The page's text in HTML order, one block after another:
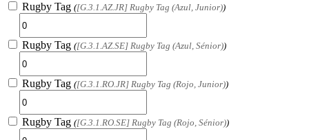
Rugby Tag ([G.3.1.AZ.JR] Rugby Tag (Azul, Junior))
Rugby Tag ([G.3.1.AZ.SE] Rugby Tag (Azul, Sénior))
Rugby Tag ([G.3.1.RO.JR] Rugby Tag (Rojo, Junior))
Rugby Tag ([G.3.1.RO.SE] Rugby Tag (Rojo, Sénior))